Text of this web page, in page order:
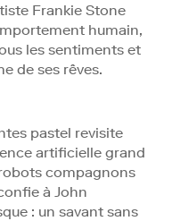
Frankie Stone
humain,
les sentiments et
de ses rêves.
pastel revisite
artificielle grand
compagnons
à John
: un savant sans